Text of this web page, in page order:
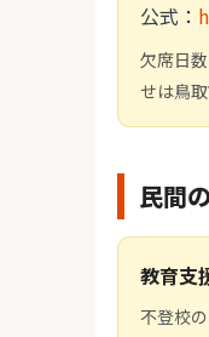
公式：
欠席日
せは鳥
民間
教育支
不登校